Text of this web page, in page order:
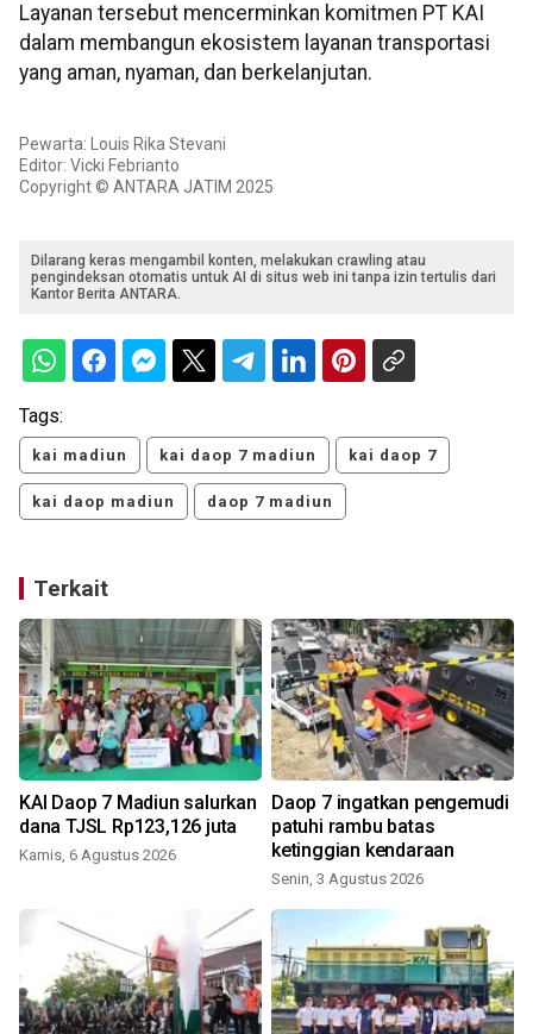
Layanan tersebut mencerminkan komitmen PT KAI
dalam membangun ekosistem layanan transportasi
yang aman, nyaman, dan berkelanjutan.
Pewarta: Louis Rika Stevani
Editor: Vicki Febrianto
Copyright © ANTARA JATIM 2025
Dilarang keras mengambil konten, melakukan crawling atau
pengindeksan otomatis untuk AI di situs web ini tanpa izin tertulis dari
Kantor Berita ANTARA.
Tags:
kai madiun kai daop 7 madiun kai daop 7
kai daop madiun daop 7 madiun
Terkait
KAI Daop 7 Madiun salurkan
dana TJSL Rp123,126 juta
Kamis, 6 Agustus 2026
Daop 7 ingatkan pengemudi
patuhi rambu batas
ketinggian kendaraan
Senin, 3 Agustus 2026